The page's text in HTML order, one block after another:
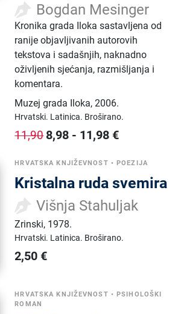
Bogdan Mesinger
Kronika grada Iloka sastavljena od
ranije objavljivanih autorovih
tekstova i sadašnjih, naknadno
oživljenih sjećanja, razmišljanja i
komentara.
Muzej grada Iloka,2006.
Hrvatski. Latinica. Broširano.
11,90 8,98 - 11,98 €
HRVATSKA KNJIŽEVNOST •POEZIJA
Kristalna ruda svemira
Višnja Stahuljak
Zrinski, 1978.
Hrvatski. Latinica. Broširano.
2,50 €
HRVATSKA KNJIŽEVNOST •PSIHOLOŠKI
ROMAN